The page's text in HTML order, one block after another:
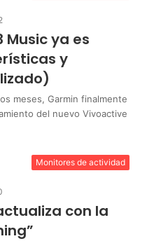
Music ya es
y
meses, Garmin finalmente
del nuevo Vivoactive
Monitores de actividad
con la